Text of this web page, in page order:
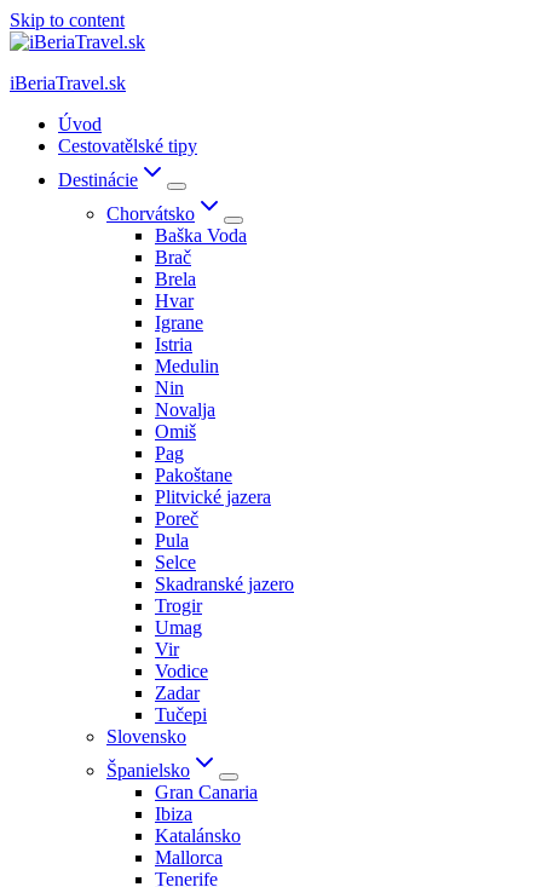
Skip to content
iBeriaTravel.sk
Úvod
Cestovatělské tipy
Destinácie
Chorvátsko
Baška Voda
Brač
Brela
Hvar
Igrane
Istria
Medulin
Nin
Novalja
Omiš
Pag
Pakoštane
Plitvické jazera
Poreč
Pula
Selce
Skadranské jazero
Trogir
Umag
Vir
Vodice
Zadar
Tučepi
Slovensko
Španielsko
Gran Canaria
Ibiza
Katalánsko
Mallorca
Tenerife